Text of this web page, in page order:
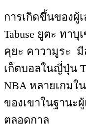
การเกิดขึ้นของผู้
Tabuse ยูตะ ทาบุ
คุยะ คาวามูระ
เก็ตบอลในญี่ปุ่น
NBA หลายเกมใ
ของเขาในฐานะ
ตลอดกาล